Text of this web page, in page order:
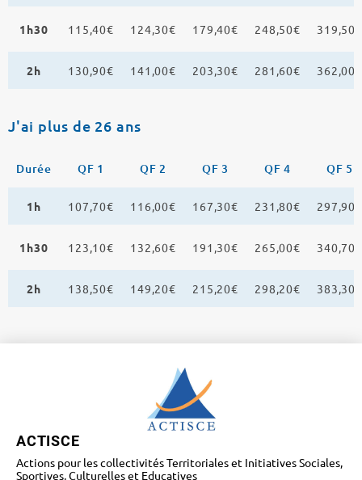
1h30 115,40€ 124,30€ 179,40€ 248,50€ 319,50€
2h 130,90€ 141,00€ 203,30€ 281,60€ 362,00€
J'ai plus de 26 ans
Durée QF 1 QF 2 QF 3 QF 4 QF 5
1h 107,70€ 116,00€ 167,30€ 231,80€ 297,90€
1h30 123,10€ 132,60€ 191,30€ 265,00€ 340,70€
2h 138,50€ 149,20€ 215,20€ 298,20€ 383,30€
ACTISCE
Actions pour les collectivités Territoriales et Initiatives Sociales,
Sportives, Culturelles et Educatives